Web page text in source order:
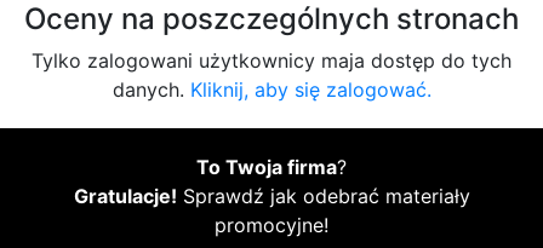
Oceny na poszczególnych stronach
Tylko zalogowani użytkownicy maja dostęp do tych
danych. Kliknij, aby się zalogować.
To Twoja firma?
Gratulacje! Sprawdź jak odebrać materiały
promocyjne!